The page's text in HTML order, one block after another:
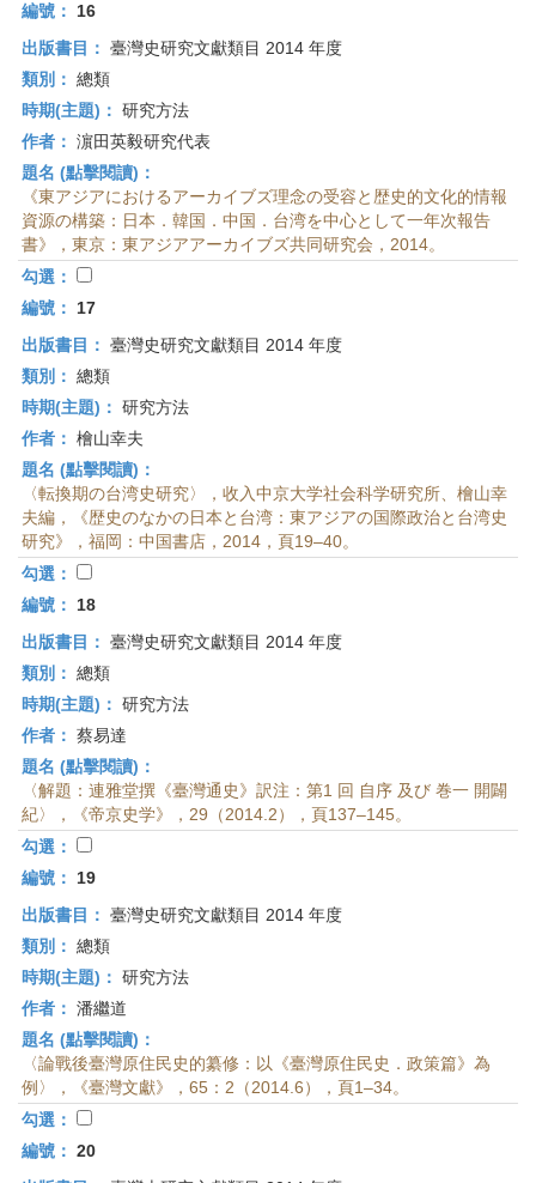
編號：
16
出版書目： 臺灣史研究文獻類目 2014 年度
類別： 總類
時期(主題)： 研究方法
作者： 濵田英毅研究代表
題名 (點擊閱讀)：
《東アジアにおけるアーカイブズ理念の受容と歴史的文化的情報
資源の構築：日本．韓国．中国．台湾を中心として一年次報告
書》，東京：東アジアアーカイブズ共同研究会，2014。
勾選：
編號：
17
出版書目： 臺灣史研究文獻類目 2014 年度
類別： 總類
時期(主題)： 研究方法
作者： 檜山幸夫
題名 (點擊閱讀)：
〈転換期の台湾史研究〉，收入中京大学社会科学研究所、檜山幸
夫編，《歴史のなかの日本と台湾：東アジアの国際政治と台湾史
研究》，福岡：中国書店，2014，頁19–40。
勾選：
編號：
18
出版書目： 臺灣史研究文獻類目 2014 年度
類別： 總類
時期(主題)： 研究方法
作者： 蔡易達
題名 (點擊閱讀)：
〈解題：連雅堂撰《臺灣通史》訳注：第1 回 自序 及び 巻一 開闢
紀〉，《帝京史学》，29（2014.2），頁137–145。
勾選：
編號：
19
出版書目： 臺灣史研究文獻類目 2014 年度
類別： 總類
時期(主題)： 研究方法
作者： 潘繼道
題名 (點擊閱讀)：
〈論戰後臺灣原住民史的纂修：以《臺灣原住民史．政策篇》為
例〉，《臺灣文獻》，65：2（2014.6），頁1–34。
勾選：
編號： 20